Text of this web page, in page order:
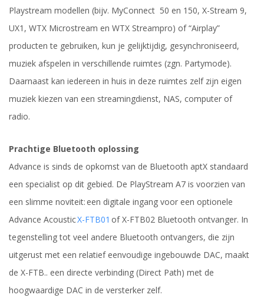
Playstream modellen (bijv. MyConnect 50 en 150, X-Stream 9,
UX1, WTX Microstream en WTX Streampro) of “Airplay”
producten te gebruiken, kun je gelijktijdig, gesynchroniseerd,
muziek afspelen in verschillende ruimtes (zgn. Partymode).
Daarnaast kan iedereen in huis in deze ruimtes zelf zijn eigen
muziek kiezen van een streamingdienst, NAS, computer of
radio.
Prachtige Bluetooth oplossing
Advance is sinds de opkomst van de Bluetooth aptX standaard
een specialist op dit gebied. De PlayStream A7 is voorzien van
een slimme noviteit: een digitale ingang voor een optionele
Advance AcousticX-FTB01 of X-FTB02 Bluetooth ontvanger. In
tegenstelling tot veel andere Bluetooth ontvangers, die zijn
uitgerust met een relatief eenvoudige ingebouwde DAC, maakt
de X-FTB.. een directe verbinding (Direct Path) met de
hoogwaardige DAC in de versterker zelf.